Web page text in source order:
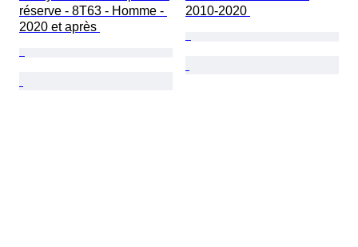
réserve - 8T63 - Homme -
2020 et après
2010-2020